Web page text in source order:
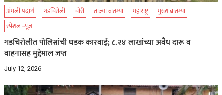
अंमली पदार्थ गडचिरोली चोरी ताज्या बातम्या महाराष्ट्र
मुख्य बातम्या
स्पेशल न्यूज
गडचिरोलीत पोलिसांची धडक कारवाई; ८.२४ लाखांच्या अवैध दारू व
वाहनासह मुद्देमाल जप्त
July 12, 2026